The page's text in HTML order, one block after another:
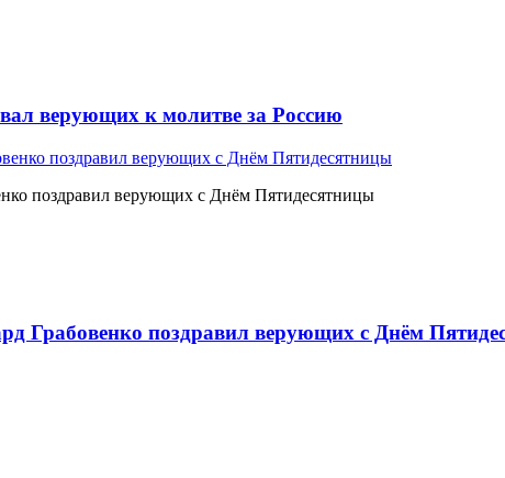
верующих к молитве за Россию
поздравил верующих с Днём Пятидесятницы
Грабовенко поздравил верующих с Днём